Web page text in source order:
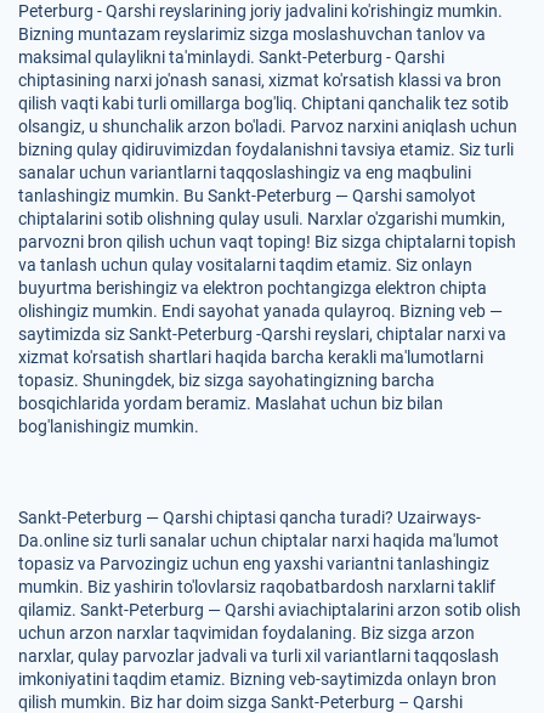
Peterburg - Qarshi reyslarining joriy jadvalini ko'rishingiz mumkin.
Bizning muntazam reyslarimiz sizga moslashuvchan tanlov va
maksimal qulaylikni ta'minlaydi. Sankt-Peterburg - Qarshi
chiptasining narxi jo'nash sanasi, xizmat ko'rsatish klassi va bron
qilish vaqti kabi turli omillarga bog'liq. Chiptani qanchalik tez sotib
olsangiz, u shunchalik arzon bo'ladi. Parvoz narxini aniqlash uchun
bizning qulay qidiruvimizdan foydalanishni tavsiya etamiz. Siz turli
sanalar uchun variantlarni taqqoslashingiz va eng maqbulini
tanlashingiz mumkin. Bu Sankt-Peterburg — Qarshi samolyot
chiptalarini sotib olishning qulay usuli. Narxlar o'zgarishi mumkin,
parvozni bron qilish uchun vaqt toping! Biz sizga chiptalarni topish
va tanlash uchun qulay vositalarni taqdim etamiz. Siz onlayn
buyurtma berishingiz va elektron pochtangizga elektron chipta
olishingiz mumkin. Endi sayohat yanada qulayroq. Bizning veb —
saytimizda siz Sankt-Peterburg -Qarshi reyslari, chiptalar narxi va
xizmat ko'rsatish shartlari haqida barcha kerakli ma'lumotlarni
topasiz. Shuningdek, biz sizga sayohatingizning barcha
bosqichlarida yordam beramiz. Maslahat uchun biz bilan
bog'lanishingiz mumkin.
Sankt-Peterburg — Qarshi chiptasi qancha turadi? Uzairways-
Da.online siz turli sanalar uchun chiptalar narxi haqida ma'lumot
topasiz va Parvozingiz uchun eng yaxshi variantni tanlashingiz
mumkin. Biz yashirin to'lovlarsiz raqobatbardosh narxlarni taklif
qilamiz. Sankt-Peterburg — Qarshi aviachiptalarini arzon sotib olish
uchun arzon narxlar taqvimidan foydalaning. Biz sizga arzon
narxlar, qulay parvozlar jadvali va turli xil variantlarni taqqoslash
imkoniyatini taqdim etamiz. Bizning veb-saytimizda onlayn bron
qilish mumkin. Biz har doim sizga Sankt-Peterburg – Qarshi